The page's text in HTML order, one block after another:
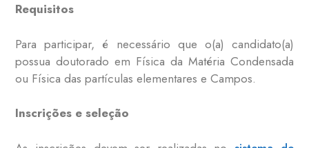
Requisitos
Para participar, é necessário que o(a) candidato(a)
possua doutorado em Física da Matéria Condensada
ou Física das partículas elementares e Campos.
Inscrições e seleção